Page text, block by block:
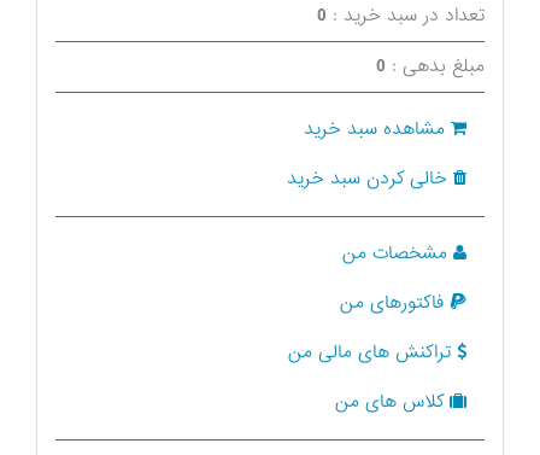
تعداد در سبد خرید : 0
مبلغ بدهی : 0
مشاهده سبد خرید
خالی کردن سبد خرید
مشخصات من
فاکتورهای من
تراکنش های مالی من
کلاس های من